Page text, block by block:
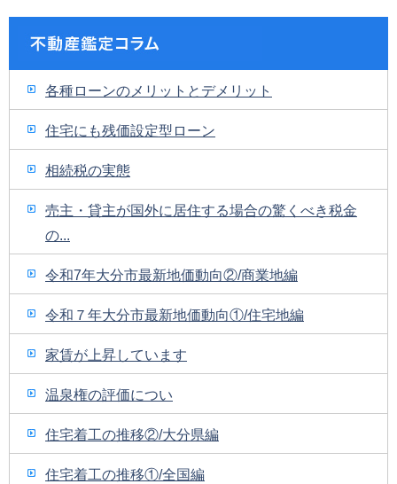
各種ローンのメリットとデメリット
住宅にも残価設定型ローン
相続税の実態
売主・貸主が国外に居住する場合の驚くべき税金
の...
令和7年大分市最新地価動向②/商業地編
令和７年大分市最新地価動向①/住宅地編
家賃が上昇しています
温泉権の評価につい
住宅着工の推移②/大分県編
住宅着工の推移①/全国編